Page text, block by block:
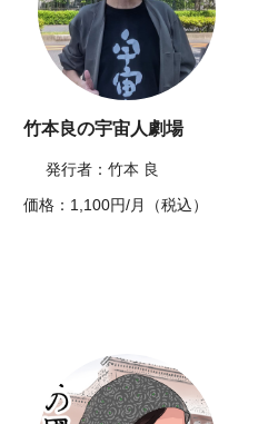
竹本良の宇宙人劇場
発行者：竹本 良
価格：1,100円/月（税込）